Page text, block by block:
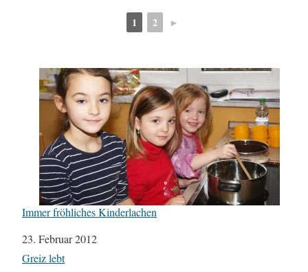
1 2 ►
Immer fröhliches Kinderlachen
Datum
23. Februar 2012
In Bezug auf
Greiz lebt